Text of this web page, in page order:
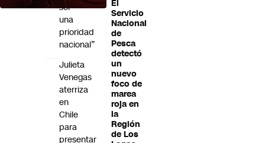
El
Servicio
Nacional
de
Pesca
detectó
un
nuevo
foco de
marea
roja en
la
Región
de Los
ser
una
prioridad
nacional”
Julieta
Venegas
aterriza
en
Chile
para
presentar